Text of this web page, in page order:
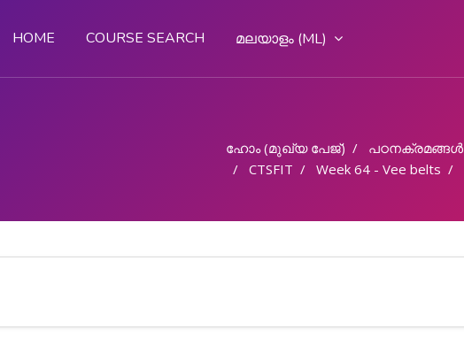
HOME COURSE SEARCH മലയാളം ‎(ML)‎
ഹോം (മുഖ്യ പേജ്‌) പഠനക്രമങ്ങള്‍
CTSFIT
Week 64 - Vee belts